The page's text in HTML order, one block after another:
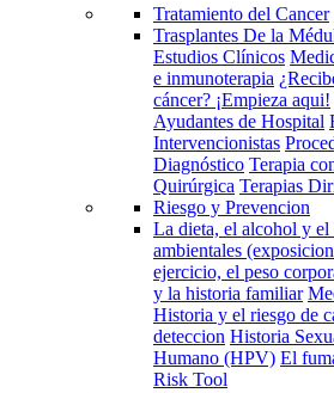
Tratamiento del Cancer
Trasplantes De la
Estudios Clínicos
e inmunoterapia
cáncer? ¡Empieza aqui!
Ayudantes de Hospital
Intervencionistas
Diagnóstico Terapia
Quirúrgica Terapias
Riesgo y Prevencion
La dieta, el alcohol y el
ambientales
ejercicio, el peso
y la historia familiar
Historia y el riesgo de
deteccion Historia
Humano (HPV) El
Risk Tool